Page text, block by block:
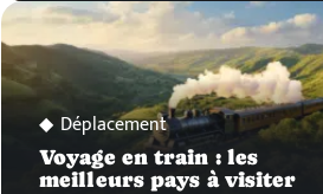
Déplacement
Voyage en train : les
meilleurs pays à visiter